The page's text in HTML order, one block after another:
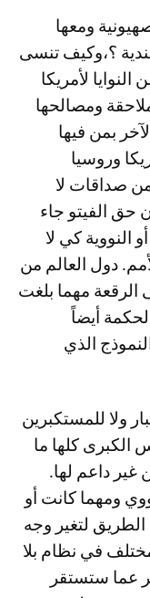
ومعها
؟،وكيف تنسى
لأمريكا
ومصالحها
بمن فيها
وروسيا
من صداقات لا
حق الفيتو جاء
النووية كي لا
دول العالم من
الرقعة مهما بلغت
أيضاً
الذي
ولا للمستكبرين
الكبرى كلها ما
غير داعم لها.
ومهما كانت أو
لتغير وجه
في نظام بلا
عما ستستقر